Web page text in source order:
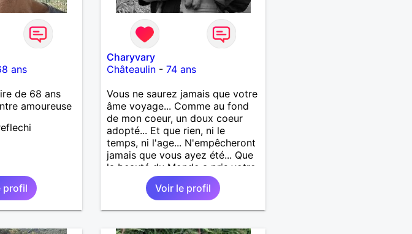
ans
de 68 ans
amoureuse
profil
Charyvary
Châteaulin -74 ans
Vous ne saurez jamais que votre
âme voyage... Comme au fond
de mon coeur, un doux coeur
adopté... Et que rien, ni le
temps, ni l'age... N'empêcheront
jamais que vous ayez été... Que
la beauté du Monde a pris votre
visage... Vous ne saurez jamais
que j’emporte votre âme...
Comme une lampe d’or qui
Voir le profil